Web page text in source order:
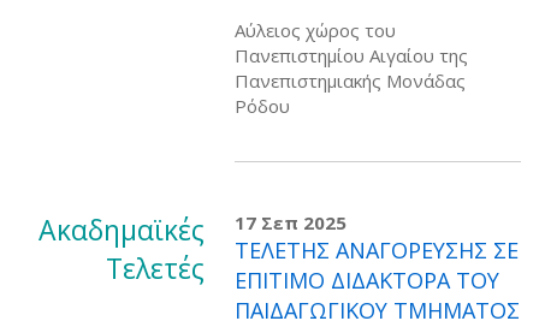
Αύλειος χώρος του
Πανεπιστημίου Αιγαίου της
Πανεπιστημιακής Μονάδας
Ρόδου
Ακαδημαϊκές
Τελετές
17 Σεπ 2025
ΤΕΛΕΤΗΣ ΑΝΑΓΟΡΕΥΣΗΣ ΣΕ
ΕΠΙΤΙΜΟ ΔΙΔΑΚΤΟΡΑ ΤΟΥ
ΠΑΙΔΑΓΩΓΙΚΟΥ ΤΜΗΜΑΤΟΣ